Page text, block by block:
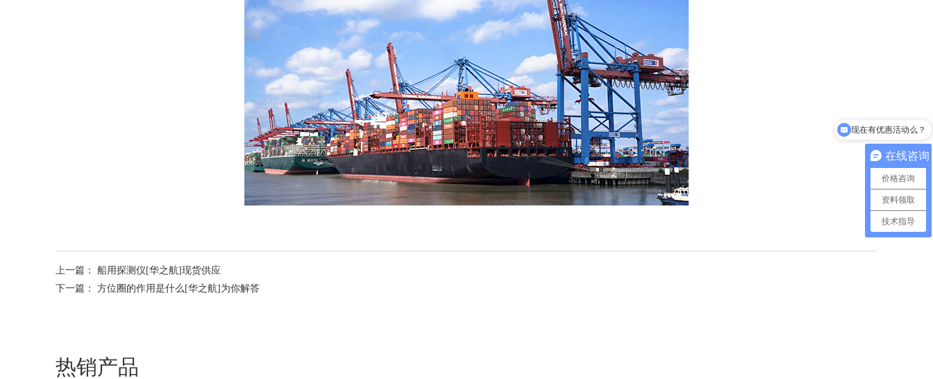
上一篇： 船用探测仪[华之航]现货供应
下一篇： 方位圈的作用是什么[华之航]为你解答
热销产品
在线咨询
价格咨询
资料领取
技术指导
可以介绍下你们的产品么？